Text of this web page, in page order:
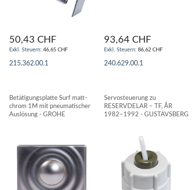
50,43 CHF
46,65 CHF
215.362.00.1
93,64 CHF
86,62 CHF
240.629.00.1
Betätigungsplatte Surf matt-
chrom 1M mit pneumatischer
Auslösung - GROHE
Servosteuerung zu
RESERVDELAR – TF, ÅR
1982–1992 - GUSTAVSBERG